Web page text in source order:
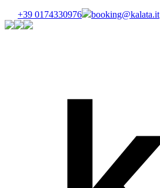
+39 0174330976 booking@kalata.it